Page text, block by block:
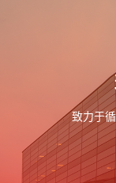
致力于